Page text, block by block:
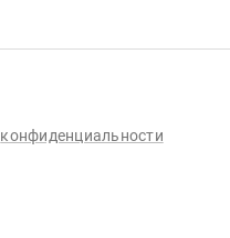
конфиденциальности